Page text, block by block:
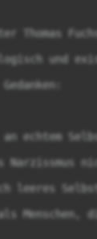
Thomas
und
echtem
Narzissmus
leeres
Menschen,